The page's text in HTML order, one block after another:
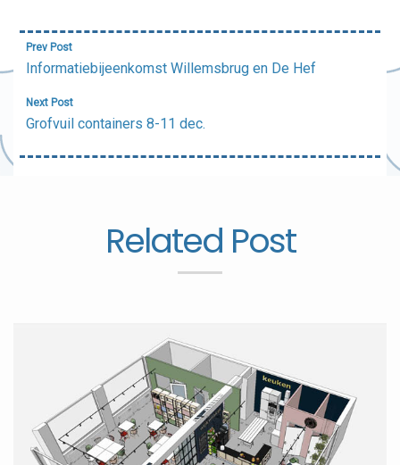
Bericht
navigatie
Prev Post
Informatiebijeenkomst Willemsbrug en De Hef
Next Post
Grofvuil containers 8-11 dec.
Related Post